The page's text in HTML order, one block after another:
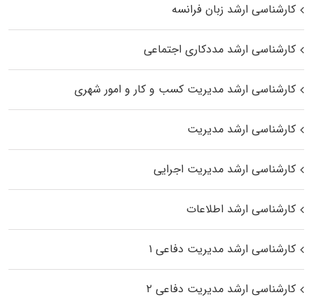
کارشناسی ارشد زبان فرانسه
کارشناسی ارشد مددکاری اجتماعی
کارشناسی ارشد مدیریت کسب و کار و امور شهری
کارشناسی ارشد مدیریت
کارشناسی ارشد مدیریت اجرایی
کارشناسی ارشد اطلاعات
کارشناسی ارشد مدیریت دفاعی ۱
کارشناسی ارشد مدیریت دفاعی ۲